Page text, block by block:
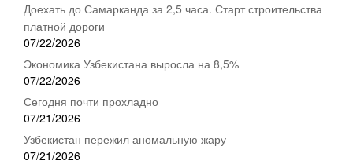
Доехать до Самарканда за 2,5 часа. Старт строительства
платной дороги
07/22/2026
Экономика Узбекистана выросла на 8,5%
07/22/2026
Сегодня почти прохладно
07/21/2026
Узбекистан пережил аномальную жару
07/21/2026